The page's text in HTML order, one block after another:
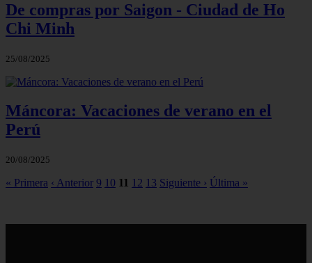
De compras por Saigon - Ciudad de Ho
Chi Minh
25/08/2025
Máncora: Vacaciones de verano en el
Perú
20/08/2025
« Primera ‹ Anterior 9 10 11 12 13 Siguiente › Última »